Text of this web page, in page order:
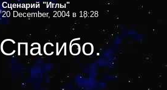
Сценарий "Иглы"
20 December, 2004 в 18:28
Спасибо.